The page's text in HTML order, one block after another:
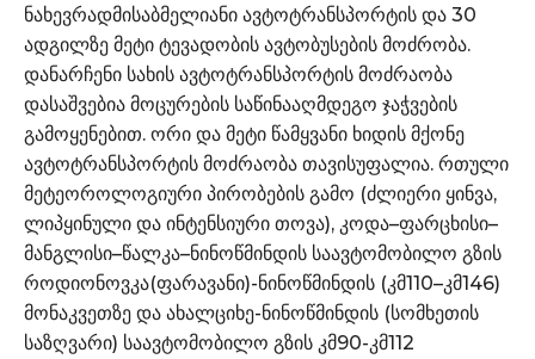
ნახევრადმისაბმელიანი ავტოტრანსპორტის და 30
ადგილზე მეტი ტევადობის ავტობუსების მოძრობა.
დანარჩენი სახის ავტოტრანსპორტის მოძრაობა
დასაშვებია მოცურების საწინააღმდეგო ჯაჭვების
გამოყენებით. ორი და მეტი წამყვანი ხიდის მქონე
ავტოტრანსპორტის მოძრაობა თავისუფალია. რთული
მეტეოროლოგიური პირობების გამო (ძლიერი ყინვა,
ლიპყინული და ინტენსიური თოვა), კოდა–ფარცხისი–
მანგლისი–წალკა–ნინოწმინდის საავტომობილო გზის
როდიონოვკა(ფარავანი)-ნინოწმინდის (კმ110–კმ146)
მონაკვეთზე და ახალციხე-ნინოწმინდის (სომხეთის
საზღვარი) საავტომობილო გზის კმ90-კმ112